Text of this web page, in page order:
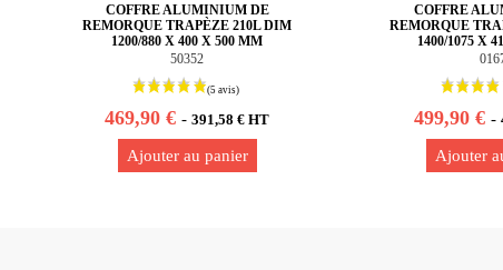
COFFRE ALUMINIUM DE
REMORQUE TRAPÈZE 210L DIM
1200/880 X 400 X 500 MM
50352
469,90 €-391,58 € HT
Ajouter au panier
COFFRE
REMORQUE
1400/1075 X
499,90 € -
Ajouter